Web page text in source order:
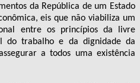
da República de um Estado
eis que não viabiliza um
entre os princípios da livre
do trabalho e da dignidade da
a todos uma existência